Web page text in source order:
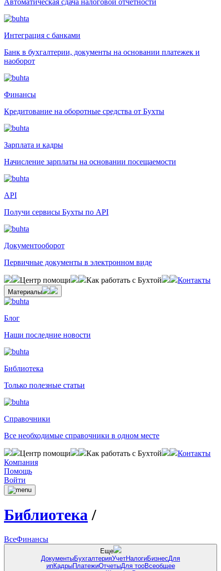
Автоматическая сдача налоговой отчетности
Интеграция с банками
Банк в бухгалтерии, документы на основании платежек и
наоборот
Финансы
Кредитование на оборотные средства от Бухты
Зарплата и кадры
Начисление зарплаты на основании посещаемости
API
Получи сервисы Бухты по API
Документооборот
Первичные документы в электронном виде
Центр помощи Как работать с Бухтой Контакты
Материалы
Блог
Наши последние новости
Библиотека
Только полезные статьи
Справочники
Все необходимые справочники в одном месте
Центр помощи Как работать с Бухтой
Контакты
Компания
Помощь
Войти
Библиотека/
ВсеФинансы
Еще
ДокументыБухгалтерияУчетНалогиБизнесДля
ипКадрыПлатежиОтчетыДля тооВсеобщее